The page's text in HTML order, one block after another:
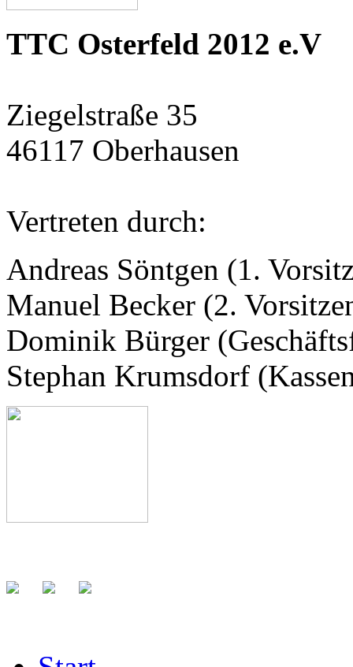
TTC Osterfeld 2012 e.V
Ziegelstraße 35
46117 Oberhausen
Vertreten durch:
Andreas Söntgen (1.
Manuel Becker (2.
Dominik Bürger
Stephan Krumsdorf